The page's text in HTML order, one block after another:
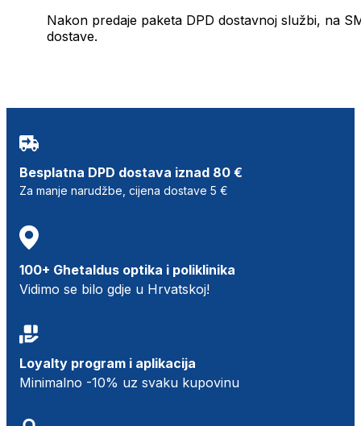
Nakon predaje paketa DPD dostavnoj službi, na
dostave.
Besplatna DPD dostava iznad 80 €
Za manje narudžbe, cijena dostave 5 €
100+ Ghetaldus optika i poliklinika
Vidimo se bilo gdje u Hrvatskoj!
Loyalty program i aplikacija
Minimalno -10% uz svaku kupovinu